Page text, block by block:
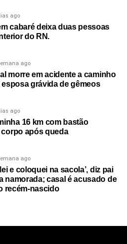
ago
cabaré deixa duas pessoas
do RN.
ago
morre em acidente a caminho
grávida de gêmeos
ago
16 km com bastão
após queda
ago
e coloquei na sacola’, diz pai
namorada; casal é acusado de
recém-nascido